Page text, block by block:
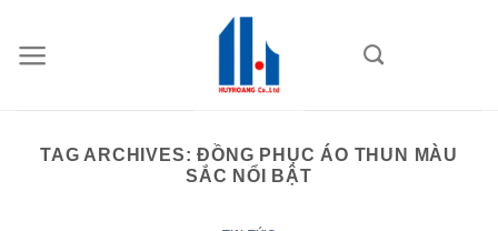
content
TAG ARCHIVES:ĐỒNG PHỤC ÁO THUN MÀU
SẮC NỔI BẬT